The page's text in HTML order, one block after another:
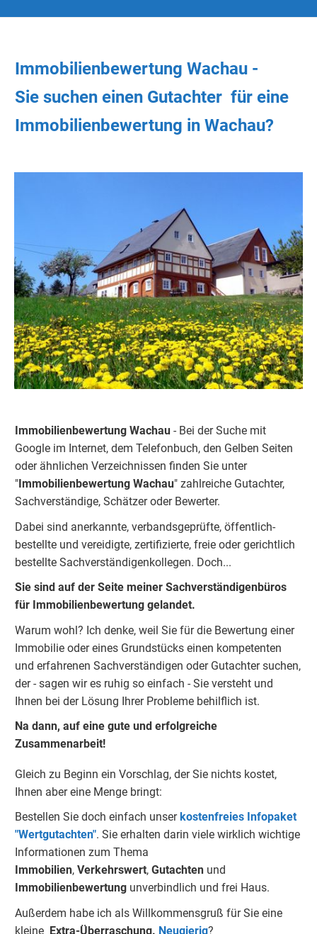
Immobilienbewertung Wachau -
Sie suchen einen Gutachter für eine
Immobilienbewertung in Wachau?
Immobilienbewertung Wachau - Bei der Suche mit
Google im Internet, dem Telefonbuch, den Gelben Seiten
oder ähnlichen Verzeichnissen finden Sie unter
" Immobilienbewertung Wachau" zahlreiche Gutachter,
Sachverständige, Schätzer oder Bewerter.
Dabei sind anerkannte, verbandsgeprüfte, öffentlich-
bestellte und vereidigte, zertifizierte, freie oder gerichtlich
bestellte Sachverständigenkollegen. Doch...
Sie sind auf der Seite meiner Sachverständigenbüros
für Immobilienbewertung gelandet.
Warum wohl? Ich denke, weil Sie für die Bewertung einer
Immobilie oder eines Grundstücks einen kompetenten
und erfahrenen Sachverständigen oder Gutachter suchen,
der - sagen wir es ruhig so einfach - Sie versteht und
Ihnen bei der Lösung Ihrer Probleme behilflich ist.
Na dann, auf eine gute und erfolgreiche
Zusammenarbeit!
Gleich zu Beginn ein Vorschlag, der Sie nichts kostet,
Ihnen aber eine Menge bringt:
Bestellen Sie doch einfach unser kostenfreies Infopaket
"Wertgutachten". Sie erhalten darin viele wirklich wichtige
Informationen zum Thema
Immobilien, Verkehrswert, Gutachten und
Immobilienbewertung unverbindlich und frei Haus.
Außerdem habe ich als Willkommensgruß für Sie eine
kleine Extra-Überraschung. Neugierig?